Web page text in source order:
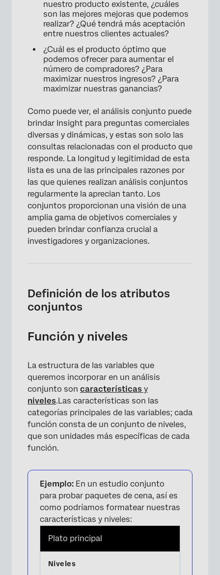
nuestro producto existente, ¿cuáles
son las mejores mejoras que podemos
realizar? ¿Qué tendrá más aceptación
entre nuestros clientes actuales?
¿Cuál es el producto óptimo que
podemos ofrecer para aumentar el
número de compradores? ¿Para
maximizar nuestros ingresos? ¿Para
maximizar nuestras ganancias?
Como puede ver, el análisis conjunto puede
brindar Insight para preguntas comerciales
diversas y dinámicas, y estas son solo las
consultas relacionadas con el producto que
responde. La longitud y legitimidad de esta
lista es una de las principales razones por
las que quienes realizan análisis conjuntos
regularmente la aprecian tanto. Los
conjuntos proporcionan una visión de una
amplia gama de objetivos comerciales y
pueden brindar confianza crucial a
investigadores y organizaciones.
Definición de los atributos
conjuntos
Función y niveles
La estructura de las variables que
queremos incorporar en un análisis
conjunto son características y
niveles.Las características son las
categorías principales de las variables; cada
función consta de un conjunto de niveles,
que son unidades más específicas de cada
función.
Ejemplo: En un estudio conjunto
para probar paquetes de cena, así es
como podríamos formatear nuestras
características y niveles:
Plato principal